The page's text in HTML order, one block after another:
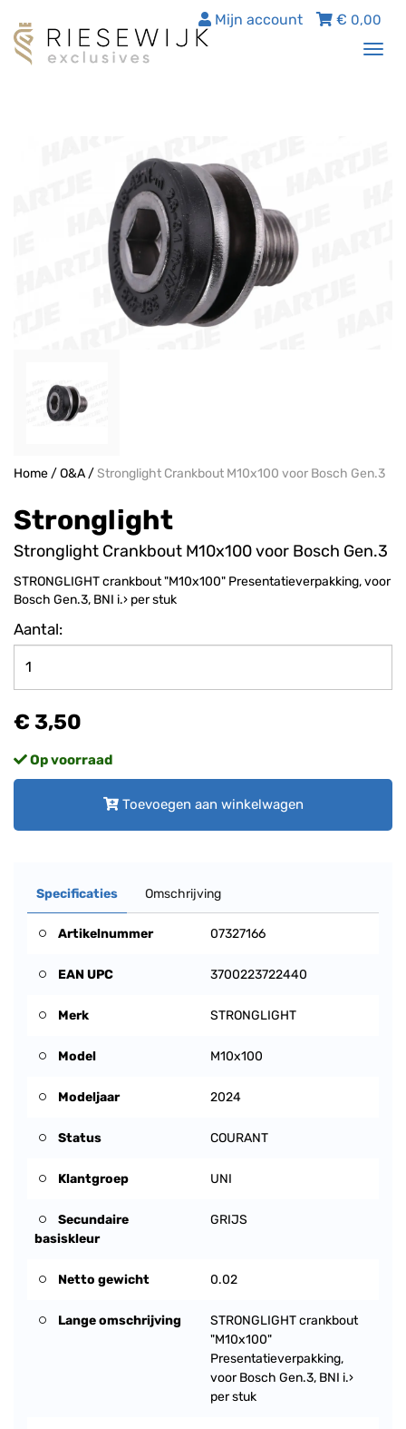
€ 0,00
Mijn account
Home/O&A/Stronglight Crankbout M10x100 voor Bosch Gen.3
Stronglight
Stronglight Crankbout M10x100 voor Bosch Gen.3
STRONGLIGHT crankbout "M10x100" Presentatieverpakking, voor
Bosch Gen.3, BNI i.› per stuk
Aantal:
€ 3,50
Op voorraad
Toevoegen aan winkelwagen
Specificaties Omschrijving
Artikelnummer 07327166
EAN UPC 3700223722440
Merk STRONGLIGHT
Model M10x100
Modeljaar 2024
Status COURANT
Klantgroep UNI
Secundaire
basiskleur
GRIJS
Netto gewicht 0.02
Lange omschrijving
STRONGLIGHT crankbout
"M10x100"
Presentatieverpakking,
voor Bosch Gen.3, BNI i.›
per stuk